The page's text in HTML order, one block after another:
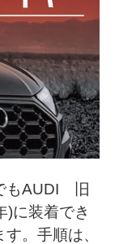
もAUDI 旧
)に装着でき
。手順は、
ニ
ー
を
開
く